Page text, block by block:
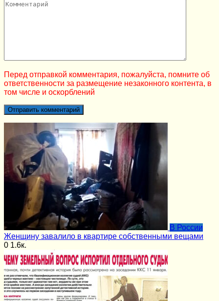
Перед отправкой комментария, пожалуйста, помните об
ответственности за размещение незаконного контента, в
том числе и оскорблений
В России
Женщину завалило в квартире собственными вещами
0 1.6к.